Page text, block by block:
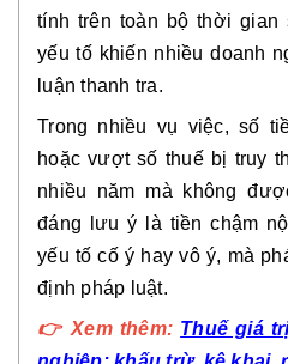
tính trên toàn bộ thời gian
yếu tố khiến nhiều doanh
luận thanh tra.
Trong nhiều vụ việc, số
hoặc vượt số thuế bị truy
nhiều năm mà không
đáng lưu ý là tiền chậm
yếu tố cố ý hay vô ý, mà
định pháp luật.
👉 Xem thêm: Thuế giá